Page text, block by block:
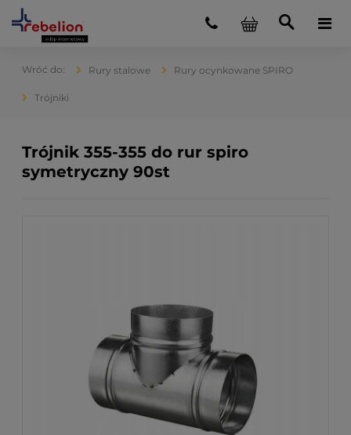
Rury stalowe Rury ocynkowane SPIRO
Trójniki
Trójnik 355-355 do rur spiro
symetryczny 90st